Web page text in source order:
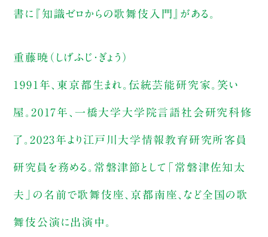
書に『知識ゼロからの歌舞伎入門』がある。
重藤暁（しげふじ・ぎょう）
1991年、東京都生まれ。伝統芸能研究家。笑い
屋。2017年、一橋大学大学院言語社会研究科修
了。2023年より江戸川大学情報教育研究所客員
研究員を務める。常磐津節として「常磐津佐知太
夫」の名前で歌舞伎座、京都南座、など全国の歌
舞伎公演に出演中。